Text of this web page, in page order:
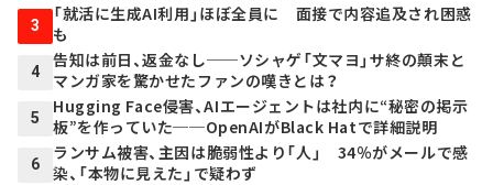
3
「就活に生成AI利用」ほぼ全員に 面接で内容追及され困惑
も
4
告知は前日、返金なし──ソシャゲ「文マヨ」サ終の顛末と
マンガ家を驚かせたファンの嘆きとは？
5
Hugging Face侵害、AIエージェントは社内に“秘密の掲示
板”を作っていた──OpenAIがBlack Hatで詳細説明
6
ランサム被害、主因は脆弱性より「人」 34％がメールで感
染、「本物に見えた」で疑わず